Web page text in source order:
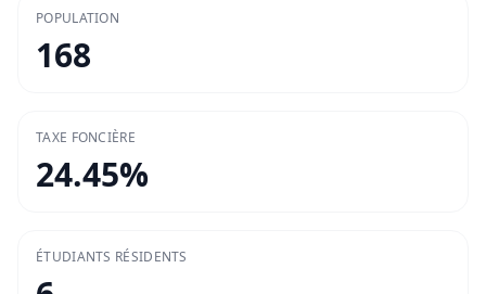
POPULATION
168
TAXE FONCIÈRE
24.45%
ÉTUDIANTS RÉSIDENTS